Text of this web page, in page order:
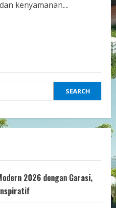
kenyamanan....
SEARCH
2026 dengan Garasi,